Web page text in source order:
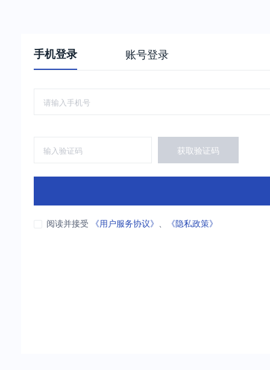
手机登录 账号登录
获取验证码
阅读并接受 《用户服务协议》 、 《隐私政策》